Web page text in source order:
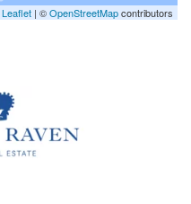
Leaflet | ©OpenStreetMapcontributors